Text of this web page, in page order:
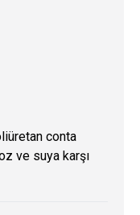
conta
ve suya karşı